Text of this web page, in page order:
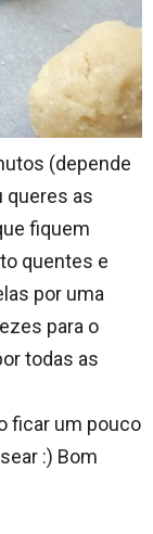
(depende
queres as
fiquem
quentes e
por uma
para o
todas as
ficar um pouco
:) Bom